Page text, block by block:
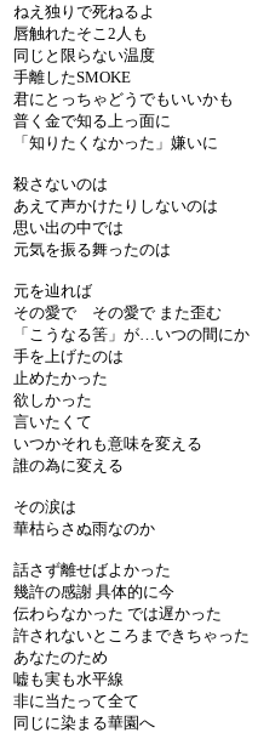
ねえ独りで死ねるよ
唇触れたそこ2人も
同じと限らない温度
手離したSMOKE
君にとっちゃどうでもいいかも
普く金で知る上っ面に
「知りたくなかった」嫌いに
殺さないのは
あえて声かけたりしないのは
思い出の中では
元気を振る舞ったのは
元を辿れば
その愛で その愛で また歪む
「こうなる筈」が…いつの間にか
手を上げたのは
止めたかった
欲しかった
言いたくて
いつかそれも意味を変える
誰の為に変える
その涙は
華枯らさぬ雨なのか
話さず離せばよかった
幾許の感謝 具体的に今
伝わらなかった では遅かった
許されないところまできちゃった
あなたのため
嘘も実も水平線
非に当たって全て
同じに染まる華園へ